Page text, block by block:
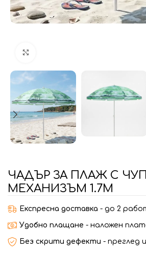
ЧАДЪР ЗА ПЛАЖ С
МЕХАНИЗЪМ 1.7М
Експресна доставка - до 2
Удобно плащане - наложен
Без скрити дефекти - преглед